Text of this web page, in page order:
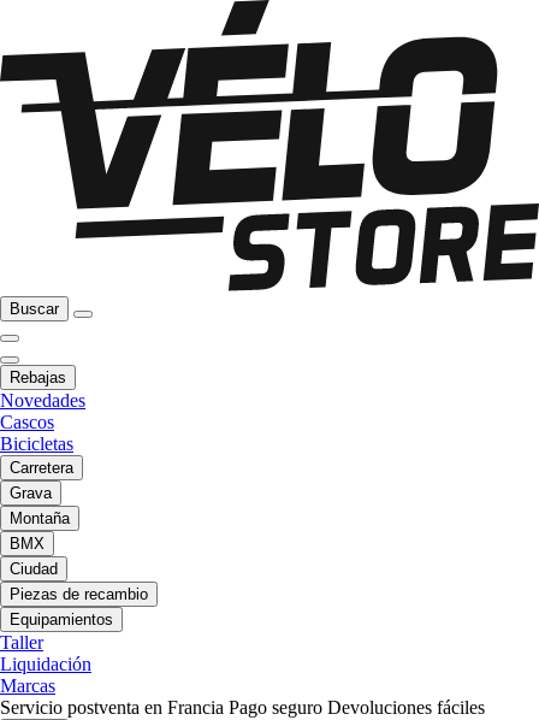
Buscar
Rebajas
Novedades
Cascos
Bicicletas
Carretera
Grava
Montaña
BMX
Ciudad
Piezas de recambio
Equipamientos
Taller
Liquidación
Marcas
Servicio postventa en Francia Pago seguro Devoluciones fáciles